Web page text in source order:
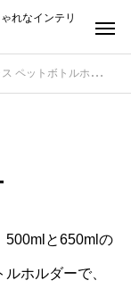
れなインテリ
ペットボトルホルダー
500mlと650mlの
ホルダーで、